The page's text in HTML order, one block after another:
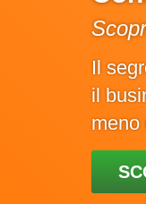
Il
il
meno